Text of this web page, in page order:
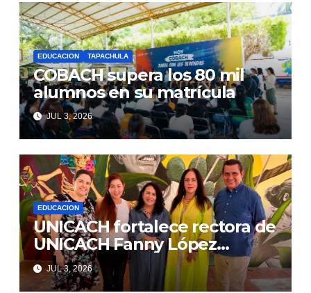
EDUCACION TAPACHULA
COBACH supera los 80 mil
alumnos en su matrícula
JUL 3, 2026
EDUCACION
UNICACH fortalece rectora de
UNICACH Fanny López
Jiménez internacionalización
de Facultad de Música
JUL 3, 2026